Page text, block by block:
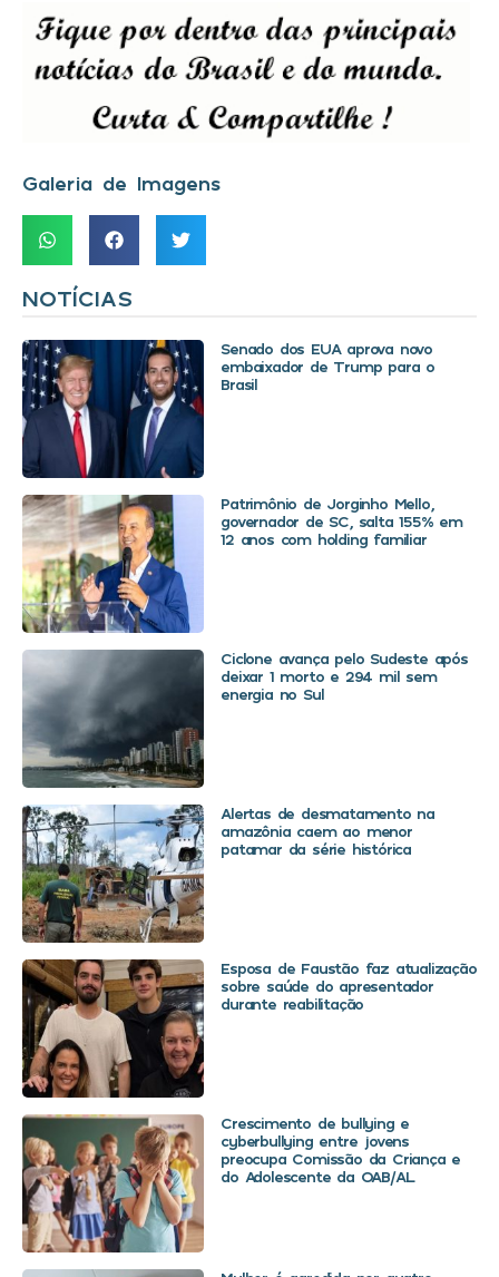
Galeria de Imagens
NOTÍCIAS
Senado dos EUA aprova novo
embaixador de Trump para o
Brasil
Patrimônio de Jorginho Mello,
governador de SC, salta 155% em
12 anos com holding familiar
Ciclone avança pelo Sudeste após
deixar 1 morto e 294 mil sem
energia no Sul
Alertas de desmatamento na
amazônia caem ao menor
patamar da série histórica
Esposa de Faustão faz atualização
sobre saúde do apresentador
durante reabilitação
Crescimento de bullying e
cyberbullying entre jovens
preocupa Comissão da Criança e
do Adolescente da OAB/AL